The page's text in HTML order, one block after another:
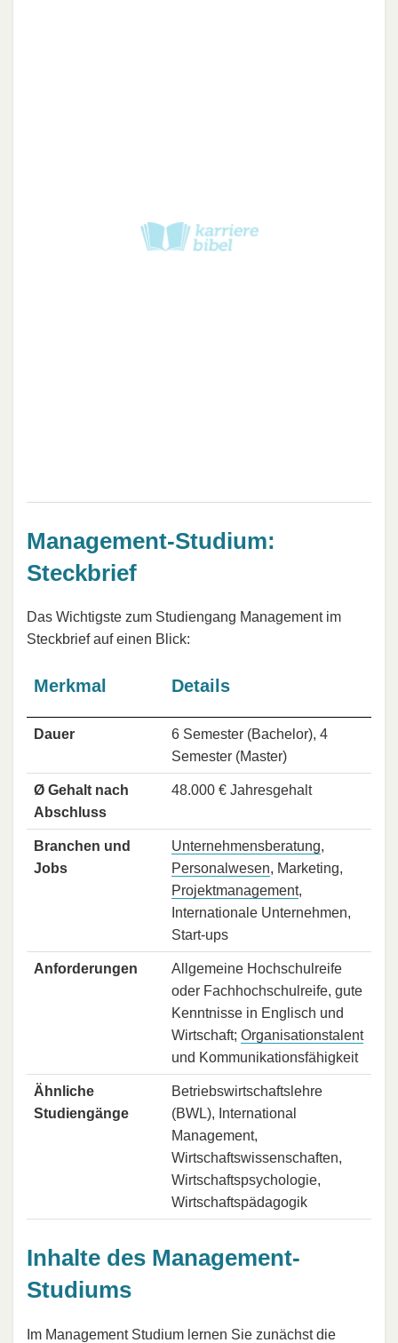
Management-Studium:
Steckbrief
Das Wichtigste zum Studiengang Management im
Steckbrief auf einen Blick:
Merkmal Details
Dauer
6 Semester (Bachelor), 4
Semester (Master)
Ø Gehalt nach
Abschluss
48.000 € Jahresgehalt
Branchen und
Jobs
Unternehmensberatung,
Personalwesen, Marketing,
Projektmanagement,
Internationale Unternehmen,
Start-ups
Anforderungen
Allgemeine Hochschulreife
oder Fachhochschulreife, gute
Kenntnisse in Englisch und
Wirtschaft; Organisationstalent
und Kommunikationsfähigkeit
Ähnliche
Studiengänge
Betriebswirtschaftslehre
(BWL), International
Management,
Wirtschaftswissenschaften,
Wirtschaftspsychologie,
Wirtschaftspädagogik
Inhalte des Management-
Studiums
Im Management Studium lernen Sie zunächst die